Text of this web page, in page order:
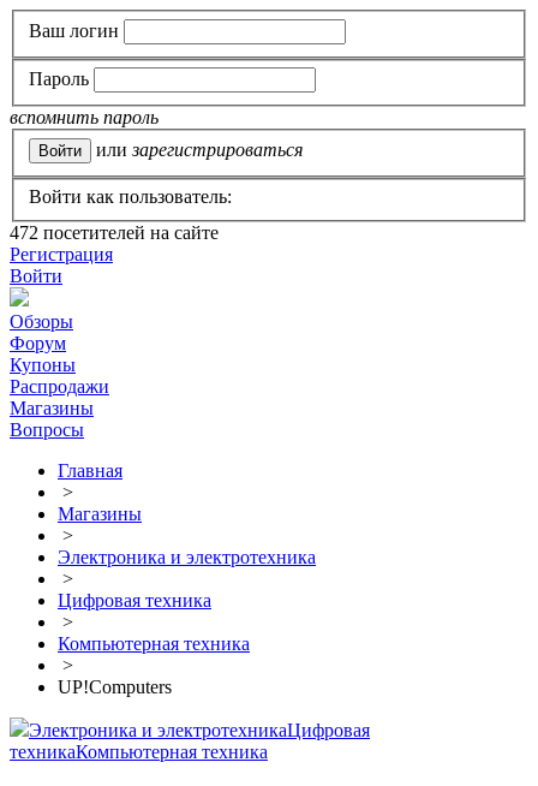
Ваш логин
Пароль
вспомнить пароль
или зарегистрироваться
Войти как пользователь:
472 посетителей на сайте
Регистрация
Войти
Обзоры
Форум
Купоны
Распродажи
Магазины
Вопросы
Главная
>
Магазины
>
Электроника и электротехника
>
Цифровая техника
>
Компьютерная техника
>
UP!Computers
Электроника и электротехникаЦифровая
техникаКомпьютерная техника